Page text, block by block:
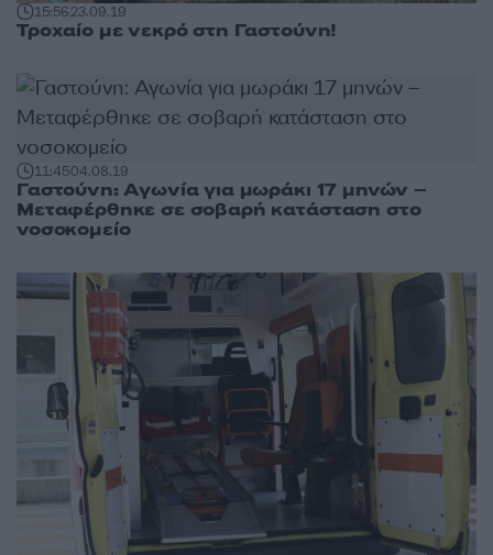
15:5623.09.19
Τροχαίο με νεκρό στη Γαστούνη!
11:4504.08.19
Γαστούνη: Αγωνία για μωράκι 17 μηνών –
Μεταφέρθηκε σε σοβαρή κατάσταση στο
νοσοκομείο